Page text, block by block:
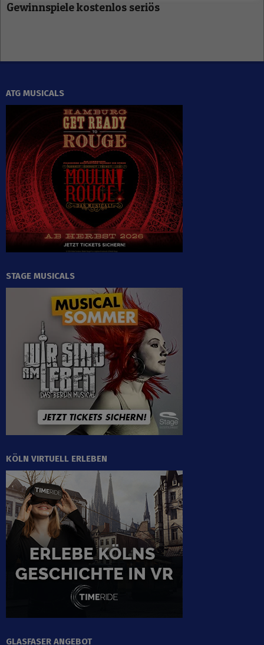
Gewinnspiele kostenlos seriös
ATG MUSICALS
STAGE MUSICALS
KÖLN VIRTUELL ERLEBEN
GLASFASER ANGEBOT